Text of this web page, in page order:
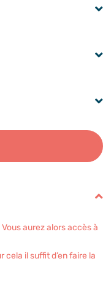
aurez alors accès à
il suffit d’en faire la